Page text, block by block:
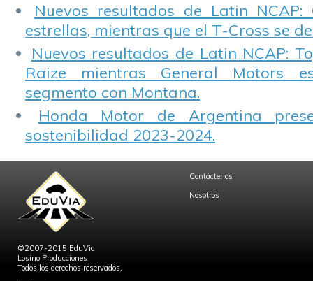
Nuevos resultados de Latin NCAP:
estrellas, mientras que el T-Cross se
Nuevos resultados de Latin NCAP:
Raize mientras General Motors
segmento con Montana.
Honda Motor de Argentina
sostenibilidad 2023-2024.
©2007-2015 EduVia
Losino Producciones
Todos los derechos reservados.
Contáctenos
Nosotros